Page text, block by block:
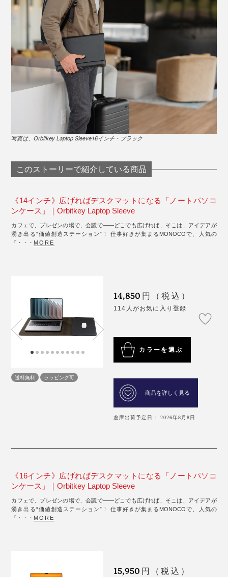
写真は、Orbitkey Laptop Sleeve16インチ・ブラック
このストーリーで紹介している商品
《14インチ》広げればデスクマットになる「ノートパソコ
ンケース」｜Orbitkey Laptop Sleeve
カフェで、プレゼンの場で、会議で――どこでも広げれば、そこは、アイデアが
湧き出る“価値創造ステーション”！ 仕事好きが集まるMONOCOで、人気の
『・・・ MORE
送料無料 ラッピング可
14,850 円（税込）
114人がお気に入り登録
カラーを選ぶ
商品を詳しく見る
倉庫出荷予定日： 2026年8月8日
《16インチ》広げればデスクマットになる「ノートパソコ
ンケース」｜Orbitkey Laptop Sleeve
カフェで、プレゼンの場で、会議で――どこでも広げれば、そこは、アイデアが
湧き出る“価値創造ステーション”！ 仕事好きが集まるMONOCOで、人気の
『・・・ MORE
15,950 円（税込）